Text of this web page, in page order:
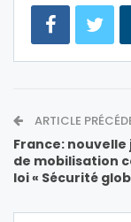
ARTICLE
France: nouvelle
de mobilisation
loi « Sécurité